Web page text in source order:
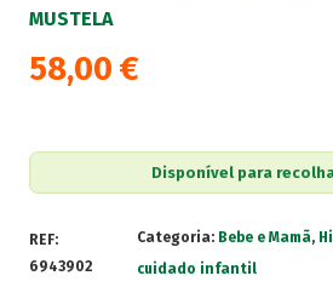
MUSTELA
58,00 €
Disponível para
REF:
6943902
Categoria: Bebe e Mamã,
cuidado infantil